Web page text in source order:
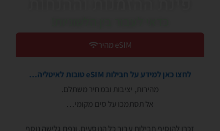
eSIM מהיר
לחצו כאן למידע על חבילות eSIM טובות לאיטליה…
מהירות, יציבות ובמחיר משתלם.
אל תסתמכו על סים מקומי…
זכרו להוסיף חבילות עבור כל הנוסעים, ונפח גלישה נוסף